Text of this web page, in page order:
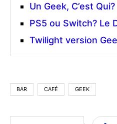
Un Geek, C’est Qui?
PS5 ou Switch? Le
Twilight version
BAR CAFÉ GEEK